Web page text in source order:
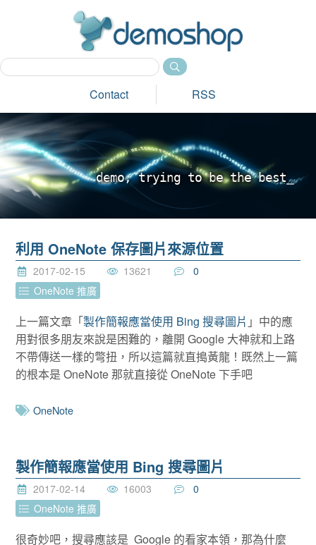
Contact RSS
demo, trying to be the best_
利用 OneNote 保存圖片來源位置
2017-02-15 13621
0
OneNote 推廣
上一篇文章「製作簡報應當使用 Bing 搜尋圖片 」中的應
用對很多朋友來說是困難的，離開 Google 大神就和上路
不帶傳送一樣的彆扭，所以這篇就直搗黃龍！既然上一篇
的根本是 OneNote 那就直接從 OneNote 下手吧
OneNote
製作簡報應當使用 Bing 搜尋圖片
2017-02-14 16003
0
OneNote 推廣
很奇妙吧，搜尋應該是 Google 的看家本領，那為什麼